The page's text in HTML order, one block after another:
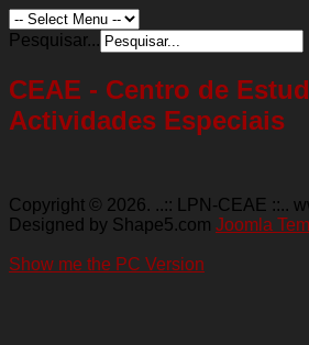
Pesquisar...
CEAE - Centro de
Actividades Especiais
Copyright © 2026. ..:: LPN-CEAE ::..
Designed by Shape5.com Joomla
Show me the PC Version